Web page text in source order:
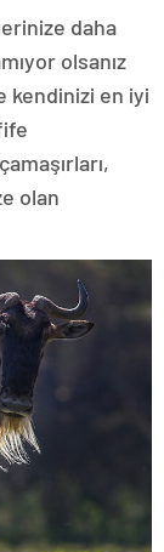
daha
olsanız
kendinizi en iyi
olan